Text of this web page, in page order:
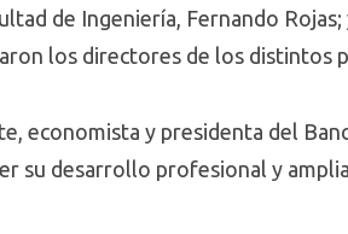
de Ingeniería, Fernando
los directores de los distintos
economista y presidenta del
su desarrollo profesional y